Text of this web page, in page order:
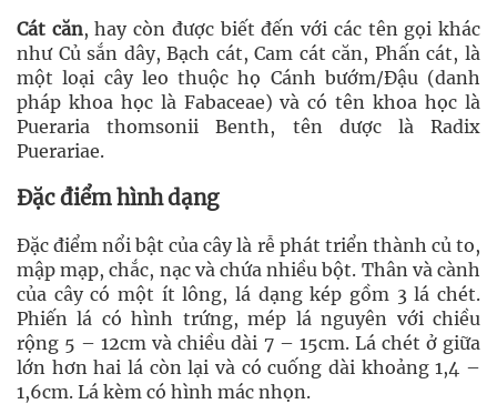
Cát căn, hay còn được biết đến với các tên gọi khác
như Củ sắn dây, Bạch cát, Cam cát căn, Phấn cát, là
một loại cây leo thuộc họ Cánh bướm/Đậu (danh
pháp khoa học là Fabaceae) và có tên khoa học là
Pueraria thomsonii Benth, tên dược là Radix
Puerariae.
Đặc điểm hình dạng
Đặc điểm nổi bật của cây là rễ phát triển thành củ to,
mập mạp, chắc, nạc và chứa nhiều bột. Thân và cành
của cây có một ít lông, lá dạng kép gồm 3 lá chét.
Phiến lá có hình trứng, mép lá nguyên với chiều
rộng 5 – 12cm và chiều dài 7 – 15cm. Lá chét ở giữa
lớn hơn hai lá còn lại và có cuống dài khoảng 1,4 –
1,6cm. Lá kèm có hình mác nhọn.